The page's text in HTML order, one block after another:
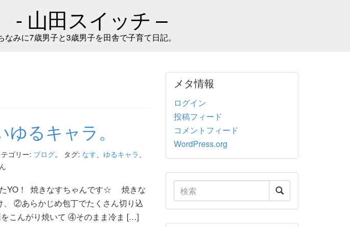
山田スイッチ –
みに7歳男子と3歳男子を田舎で子育て日記。
るキャラ。
ゴリー: ブログ。 タグ: なす ゆるキャラ
YO！ 焼きなすちゃんです☆ 焼きな
②あらかじめ包丁でたくさん切り込
こんがり焼いて ④そのまま冷ま […]
メタ情報
ログイン
投稿フィード
コメントフィード
WordPress.org